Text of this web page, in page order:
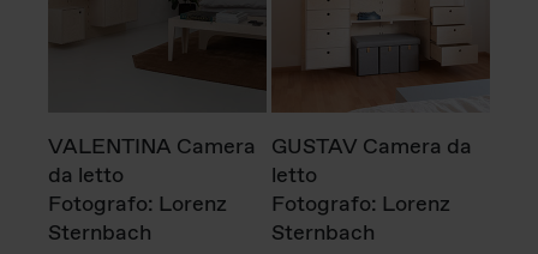
VALENTINA Camera
da letto
Fotografo: Lorenz
Sternbach
GUSTAV Camera da
letto
Fotografo: Lorenz
Sternbach